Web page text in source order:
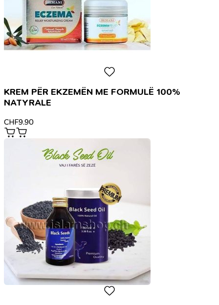
KREM PËR EKZEMËN ME FORMULË 100%
NATYRALE
CHF9.90